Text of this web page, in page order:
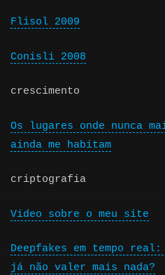
Flisol 2009
Conisli 2008
crescimento
Os lugares onde nunca
ainda me habitam
criptografia
Video sobre o meu site
Deepfakes em tempo
já não valer mais nada?